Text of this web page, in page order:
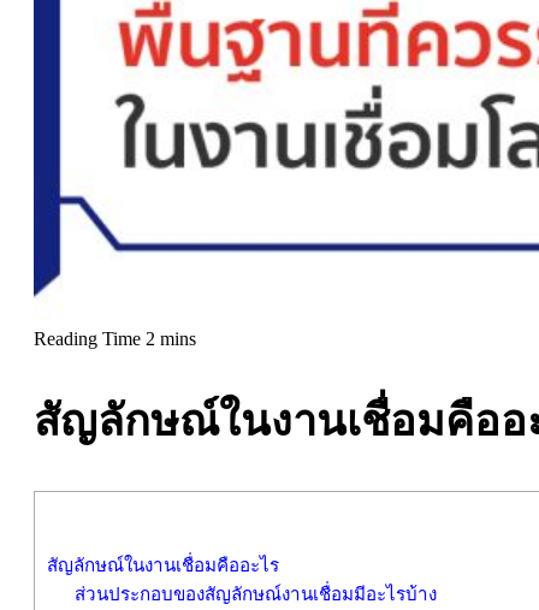
สัญลักษณ์ในงานเชื่อมคืออ
สัญลักษณ์ในงานเชื่อมคืออะไร
ส่วนประกอบของสัญลักษณ์งานเชื่อมมีอะไรบ้าง